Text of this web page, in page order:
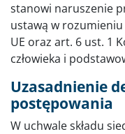
stanowi naruszenie
ustawą w
UE oraz art. 6 ust. 1
człowieka i
Uzasadnienie
postępowania
W uchwale składu